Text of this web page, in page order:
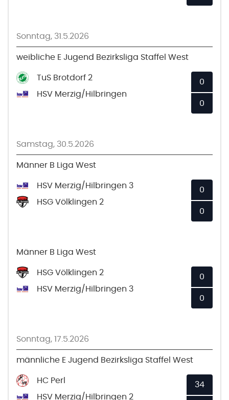
Sonntag, 31.5.2026
weibliche E Jugend Bezirksliga Staffel West
TuS Brotdorf 2
HSV Merzig/Hilbringen
0
0
Samstag, 30.5.2026
Männer B Liga West
HSV Merzig/Hilbringen 3
HSG Völklingen 2
0
0
Männer B Liga West
HSG Völklingen 2
HSV Merzig/Hilbringen 3
0
0
Sonntag, 17.5.2026
männliche E Jugend Bezirksliga Staffel West
HC Perl
HSV Merzig/Hilbringen 2
34